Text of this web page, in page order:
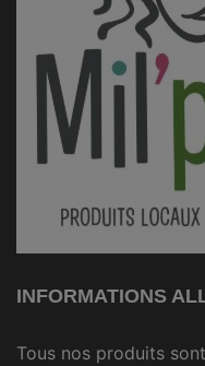
INFORMATIONS
Tous nos produits